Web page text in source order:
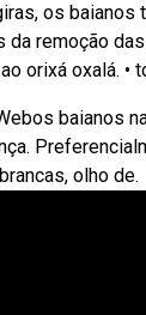
os baianos
da remoção
orixá oxalá. •
baianos
olho de.